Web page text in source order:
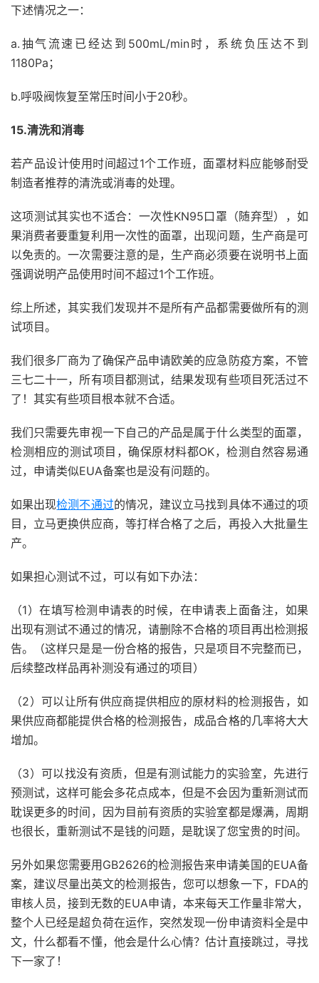
下述情况之一：
a.抽气流速已经达到500mL/min时，系统负压达不到
1180Pa；
b.呼吸阀恢复至常压时间小于20秒。
15.清洗和消毒
若产品设计使用时间超过1个工作班，面罩材料应能够耐受
制造者推荐的清洗或消毒的处理。
这项测试其实也不适合：一次性KN95口罩（随弃型），如
果消费者要重复利用一次性的面罩，出现问题，生产商是可
以免责的。一次需要注意的是，生产商必须要在说明书上面
强调说明产品使用时间不超过1个工作班。
综上所述，其实我们发现并不是所有产品都需要做所有的测
试项目。
我们很多厂商为了确保产品申请欧美的应急防疫方案，不管
三七二十一，所有项目都测试，结果发现有些项目死活过不
了！其实有些项目根本就不合适。
我们只需要先审视一下自己的产品是属于什么类型的面罩，
检测相应的测试项目，确保原材料都OK，检测自然容易通
过，申请类似EUA备案也是没有问题的。
如果出现检测不通过的情况，建议立马找到具体不通过的项
目，立马更换供应商，等打样合格了之后，再投入大批量生
产。
如果担心测试不过，可以有如下办法：
（1）在填写检测申请表的时候，在申请表上面备注，如果
出现有测试不通过的情况，请删除不合格的项目再出检测报
告。（这样只是是一份合格的报告，只是项目不完整而已，
后续整改样品再补测没有通过的项目）
（2）可以让所有供应商提供相应的原材料的检测报告，如
果供应商都能提供合格的检测报告，成品合格的几率将大大
增加。
（3）可以找没有资质，但是有测试能力的实验室，先进行
预测试，这样可能会多花点成本，但是不会因为重新测试而
耽误更多的时间，因为目前有资质的实验室都是爆满，周期
也很长，重新测试不是钱的问题，是耽误了您宝贵的时间。
另外如果您需要用GB2626的检测报告来申请美国的EUA备
案，建议尽量出英文的检测报告，您可以想象一下，FDA的
审核人员，接到无数的EUA申请，本来每天工作量非常大，
整个人已经是超负荷在运作，突然发现一份申请资料全是中
文，什么都看不懂，他会是什么心情？估计直接跳过，寻找
下一家了！